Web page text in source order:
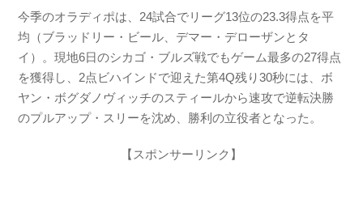
o
o
k
e
今季のオラディポは、24試合でリーグ13位の23.3得点を平
均（ブラッドリー・ビール、デマー・デローザンとタ
イ）。現地6日のシカゴ・ブルズ戦でもゲーム最多の27得点
を獲得し、2点ビハインドで迎えた第4Q残り30秒には、ボ
ヤン・ボグダノヴィッチのスティールから速攻で逆転決勝
のプルアップ・スリーを沈め、勝利の立役者となった。
【スポンサーリンク】